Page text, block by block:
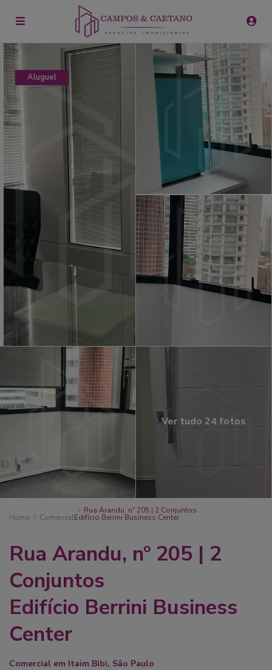
Aluguel
Ver tudo 24 fotos
Home Comercial
Rua Arandu, nº 205 | 2 Conjuntos
Edifício Berrini Business Center
Rua Arandu, nº 205 | 2
Conjuntos
Edifício Berrini Business
Center
Comercial em Itaim Bibi, São Paulo